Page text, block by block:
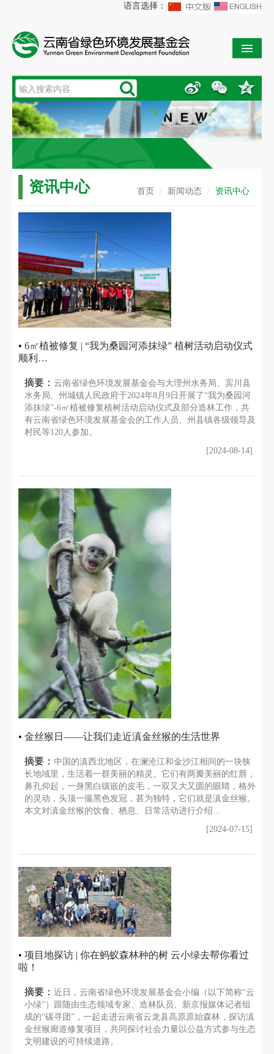
语言选择：
网站首页
新闻动态
保护网络
公益项目
专项基金
募筹捐赠
节柴灶大赛
关于我们
首页 / 新闻动态 / 资讯中心
资讯中心
• 6㎡植被修复 | “我为桑园河添抹绿” 植树活动启动仪式
顺利…
摘要： 云南省绿色环境发展基金会与大理州水务局、宾川县
水务局、州城镇人民政府于2024年8月9日开展了“我为桑园河
添抹绿”-6㎡植被修复植树活动启动仪式及部分造林工作，共
有云南省绿色环境发展基金会的工作人员、州县镇各级领导及
村民等120人参加。
[2024-08-14]
• 金丝猴日——让我们走近滇金丝猴的生活世界
摘要： 中国的滇西北地区，在澜沧江和金沙江相间的一块狭
长地域里，生活着一群美丽的精灵。它们有两瓣美丽的红唇，
鼻孔仰起，一身黑白镶嵌的皮毛，一双又大又圆的眼睛，格外
的灵动，头顶一撮黑色发冠，甚为独特，它们就是滇金丝猴。
本文对滇金丝猴的饮食、栖息、日常活动进行介绍…
[2024-07-15]
• 项目地探访 | 你在蚂蚁森林种的树 云小绿去帮你看过
啦！
摘要： 近日，云南省绿色环境发展基金会小编（以下简称“云
小绿”）跟随由生态领域专家、造林队员、新京报媒体记者组
成的“碳寻团”，一起走进云南省云龙县高原原始森林，探访滇
金丝猴廊道修复项目，共同探讨社会力量以公益方式参与生态
文明建设的可持续道路。